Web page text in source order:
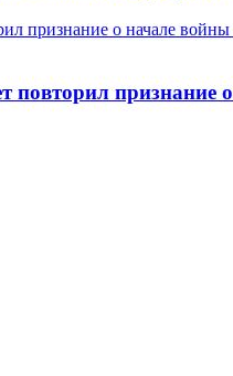
повторил признание о